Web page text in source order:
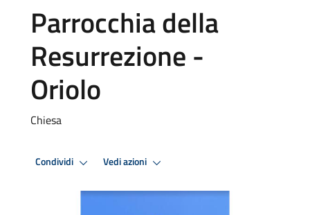
Parrocchia della
Resurrezione -
Oriolo
Chiesa
Condividi Vedi azioni